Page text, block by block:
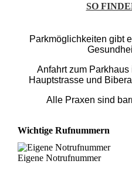
SO
Parkmöglichkeiten gibt
Anfahrt zum
Hauptstrasse und
Alle Praxen sind
Wichtige Rufnummern
Eigene Notrufnummer